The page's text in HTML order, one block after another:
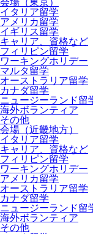
会場（東京）
イタリア留学
アメリカ留学
イギリス留学
キャリア、資格など
フィリピン留学
ワーキングホリデー
マルタ留学
オーストラリア留学
カナダ留学
ニュージーランド留
海外ボランティア
その他
会場（近畿地方）
イタリア留学
キャリア、資格など
フィリピン留学
ワーキングホリデー
アメリカ留学
オーストラリア留学
カナダ留学
ニュージーランド留
海外ボランティア
その他